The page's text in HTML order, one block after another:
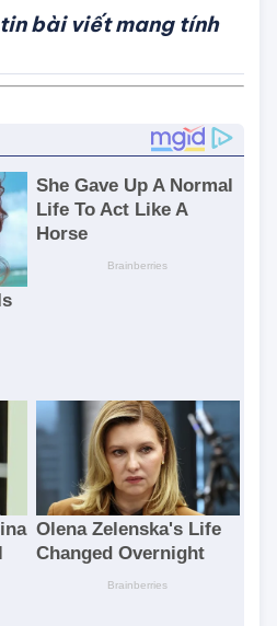
ngày: 22,86
bài viết mang tính